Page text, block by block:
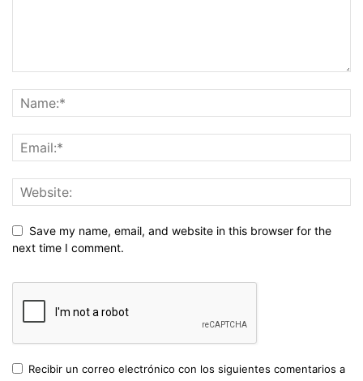
Save my name, email, and website in this browser for the
next time I comment.
Recibir un correo electrónico con los siguientes comentarios a